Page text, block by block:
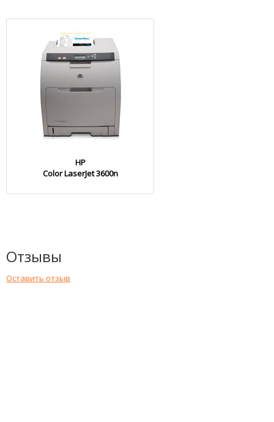
HP
Color LaserJet 3600n
Отзывы
Оставить отзыв